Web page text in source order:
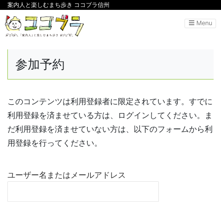
案内人と楽しむまち歩き ココブラ信州
Menu
参加予約
このコンテンツは利用登録者に限定されています。すでに
利用登録を済ませている方は、ログインしてください。ま
だ利用登録を済ませていない方は、以下のフォームから利
用登録を行ってください。
ユーザー名またはメールアドレス